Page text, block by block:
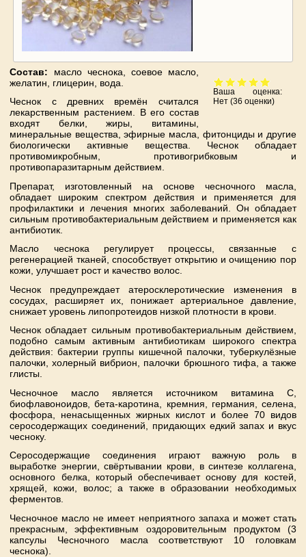
Ваша оценка:
Нет (36 оценки)
Состав: масло чеснока, соевое масло,
желатин, глицерин, вода.
Чеснок с древних времён считался
лекарственным растением. В его состав
входят белки, жиры, витамины,
минеральные вещества, эфирные масла, фитонциды и другие
биологически активные вещества. Чеснок обладает
противомикробным, противогрибковым и
противопаразитарным действием.
Препарат, изготовленный на основе чесночного масла,
обладает широким спектром действия и применяется для
профилактики и лечения многих заболеваний. Он обладает
сильным противобактериальным действием и применяется как
антибиотик.
Масло чеснока регулирует процессы, связанные с
регенерацией тканей, способствует открытию и очищению пор
кожи, улучшает рост и качество волос.
Чеснок предупреждает атеросклеротические изменения в
сосудах, расширяет их, понижает артериальное давление,
снижает уровень липопротеидов низкой плотности в крови.
Чеснок обладает сильным противобактериальным действием,
подобно самым активным антибиотикам широкого спектра
действия: бактерии группы кишечной палочки, туберкулёзные
палочки, холерный вибрион, палочки брюшного тифа, а также
глисты.
Чесночное масло является источником витамина С,
биофлавоноидов, бета-каротина, кремния, германия, селена,
фосфора, ненасыщенных жирных кислот и более 70 видов
серосодержащих соединений, придающих едкий запах и вкус
чесноку.
Серосодержащие соединения играют важную роль в
выработке энергии, свёртывании крови, в синтезе коллагена,
основного белка, который обеспечивает основу для костей,
хрящей, кожи, волос; а также в образовании необходимых
ферментов.
Чесночное масло не имеет неприятного запаха и может стать
прекрасным, эффективным оздоровительным продуктом (3
капсулы Чесночного масла соответствуют 10 головкам
чеснока).